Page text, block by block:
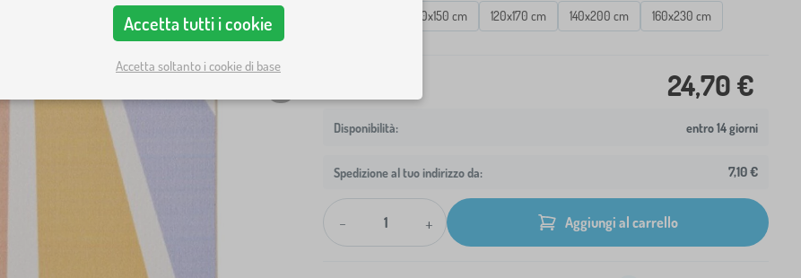
100x150 cm 120x170 cm 140x200 cm 160x230 cm
24,70 €
entro 14 giorni
Spedizione al tuo indirizzo da: 7,10 €
- + Aggiungi al carrello
Accetta tutti i cookie
Accetta soltanto i cookie di base